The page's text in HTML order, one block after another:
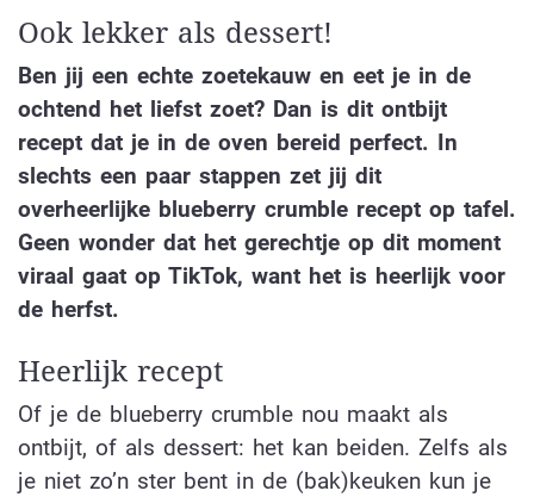
Ook lekker als dessert!
Ben jij een echte zoetekauw en eet je in de
ochtend het liefst zoet? Dan is dit ontbijt
recept dat je in de oven bereid perfect. In
slechts een paar stappen zet jij dit
overheerlijke blueberry crumble recept op tafel.
Geen wonder dat het gerechtje op dit moment
viraal gaat op TikTok, want het is heerlijk voor
de herfst.
Heerlijk recept
Of je de blueberry crumble nou maakt als
ontbijt, of als dessert: het kan beiden. Zelfs als
je niet zo’n ster bent in de (bak)keuken kun je